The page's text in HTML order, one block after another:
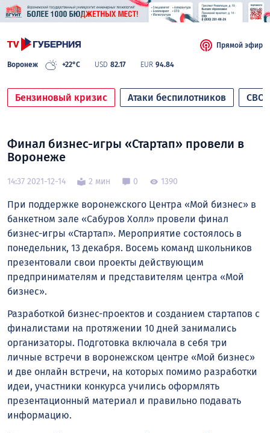
Воронеж +22°C USD 82.17 EUR 94.84
Прямой эфир
Бензиновый кризис Атаки беспилотников СВО
Финал бизнес-игры «Стартап» провели в
Воронеже
14:37 2021-12-14 2 мин 0 1390
При поддержке воронежского Центра «Мой бизнес» в
банкетном зале «Сабуров Холл» провели финал
бизнес-игры «Стартап». Мероприятие состоялось в
понедельник, 13 декабря. Восемь команд школьников
презентовали свои проекты действующим
предпринимателям и представителям центра «Мой
бизнес».
Разработкой бизнес-проектов и созданием стартапов с
финалистами на протяжении 10 дней занимались
организаторы. Подготовка включала в себя три
личные встречи в воронежском центре «Мой бизнес»
и две онлайн встречи, на которых помимо разработки
идеи, участники конкурса учились оформлять
презентационный материал и правильно подавать
информацию.